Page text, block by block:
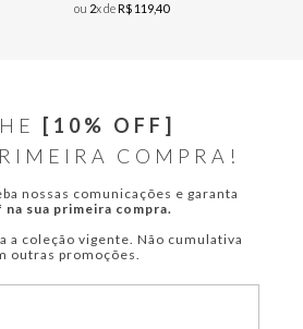
ou 2x deR$ 11940
[10% OFF]
COMPRA!
nossas comunicações e garanta
na sua primeira compra.
a coleção vigente. Não cumulativa
outras promoções.